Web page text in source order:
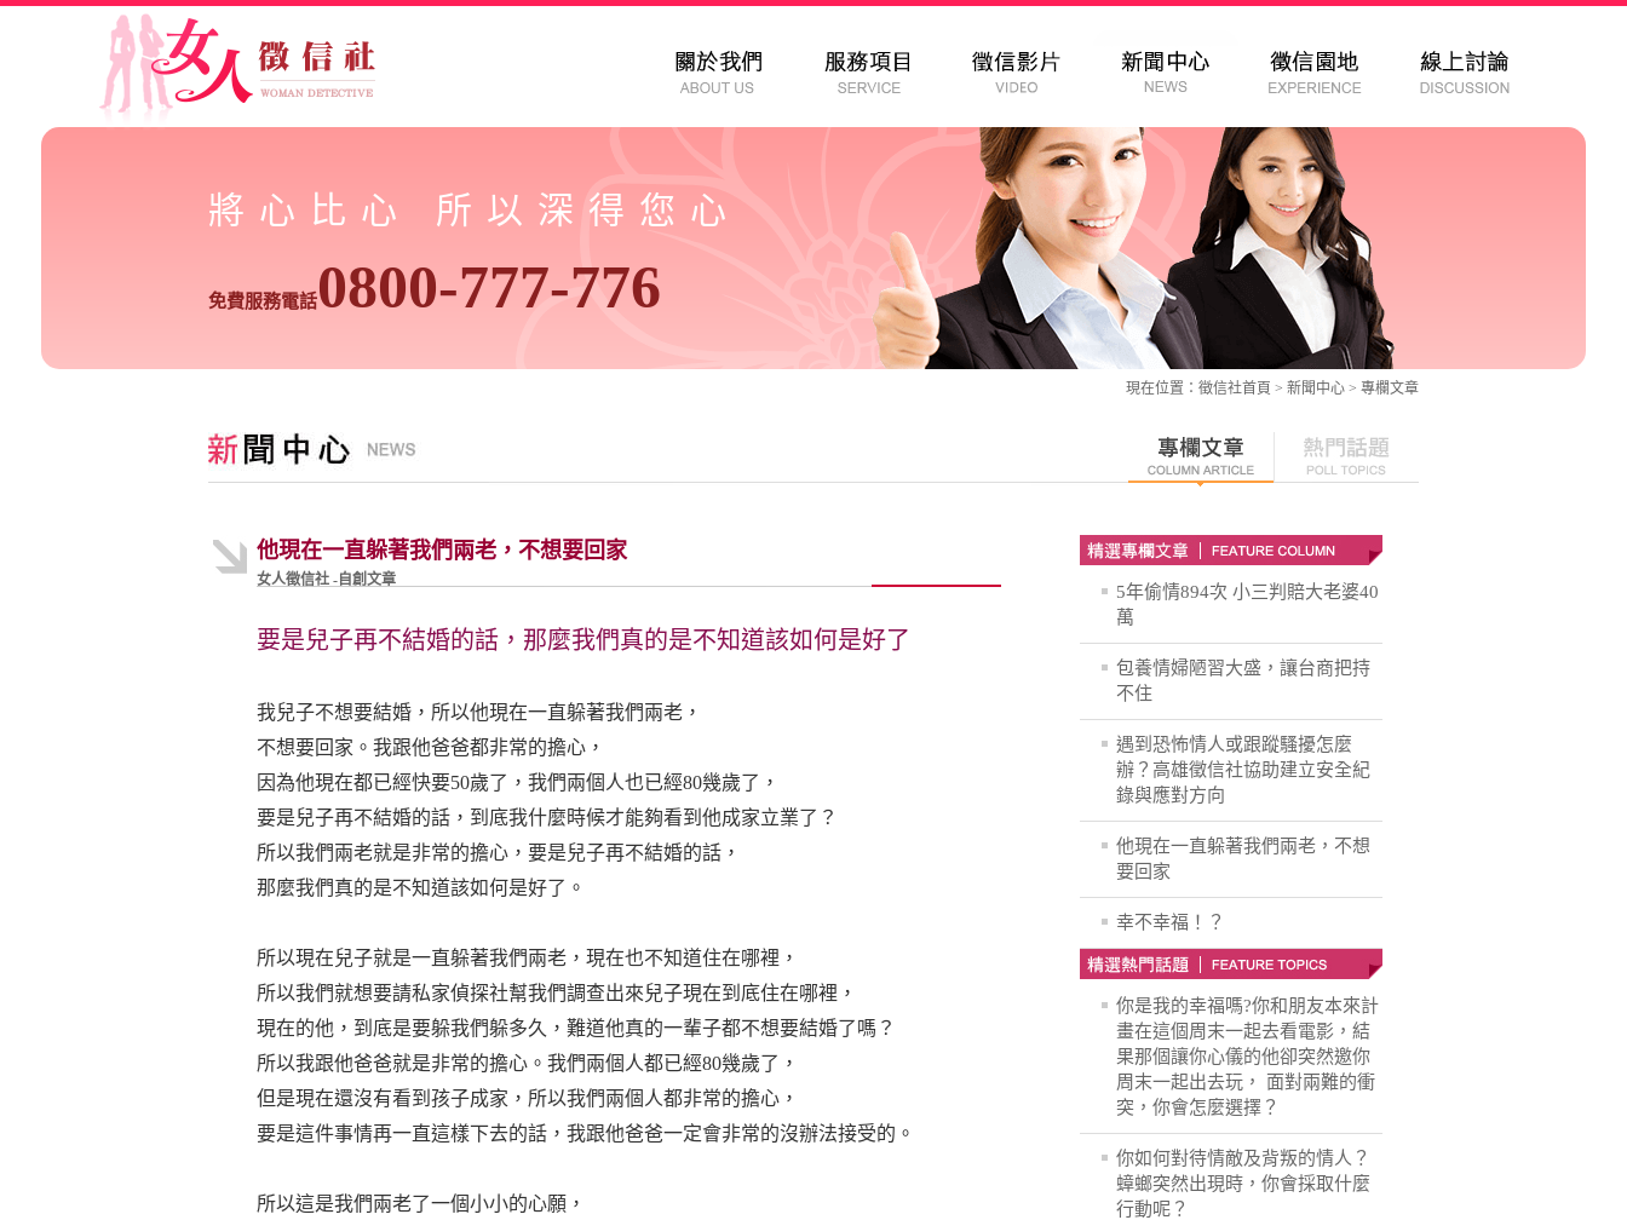
將心比心 所以深得您心
免費服務電話0800-777-776
現在位置： 徵信社首頁 > 新聞中心 > 專欄文章
他現在一直躲著我們兩老，不想要回家
女人徵信社 -自創文章
要是兒子再不結婚的話，那麼我們真的是不知道該如何是好了
我兒子不想要結婚，所以他現在一直躲著我們兩老，
不想要回家。我跟他爸爸都非常的擔心，
因為他現在都已經快要50歲了，我們兩個人也已經80幾歲了，
要是兒子再不結婚的話，到底我什麼時候才能夠看到他成家立業了？
所以我們兩老就是非常的擔心，要是兒子再不結婚的話，
那麼我們真的是不知道該如何是好了。
所以現在兒子就是一直躲著我們兩老，現在也不知道住在哪裡，
所以我們就想要請私家偵探社幫我們調查出來兒子現在到底住在哪裡，
現在的他，到底是要躲我們躲多久，難道他真的一輩子都不想要結婚了嗎？
所以我跟他爸爸就是非常的擔心。我們兩個人都已經80幾歲了，
但是現在還沒有看到孩子成家，所以我們兩個人都非常的擔心，
要是這件事情再一直這樣下去的話，我跟他爸爸一定會非常的沒辦法接受的。
所以這是我們兩老了一個小小的心願，
5年偷情894次 小三判賠大老婆40
萬
包養情婦陋習大盛，讓台商把持
不住
遇到恐怖情人或跟蹤騷擾怎麼
辦？高雄徵信社協助建立安全紀
錄與應對方向
他現在一直躲著我們兩老，不想
要回家
幸不幸福！？
你是我的幸福嗎?你和朋友本來計
畫在這個周末一起去看電影，結
果那個讓你心儀的他卻突然邀你
周末一起出去玩， 面對兩難的衝
突，你會怎麼選擇？
你如何對待情敵及背叛的情人？
蟑螂突然出現時，你會採取什麼
行動呢？